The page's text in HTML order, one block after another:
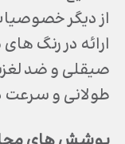
از دیگر
ارائه در رنگ
صیقلی و ضد
طولانی و سرعت